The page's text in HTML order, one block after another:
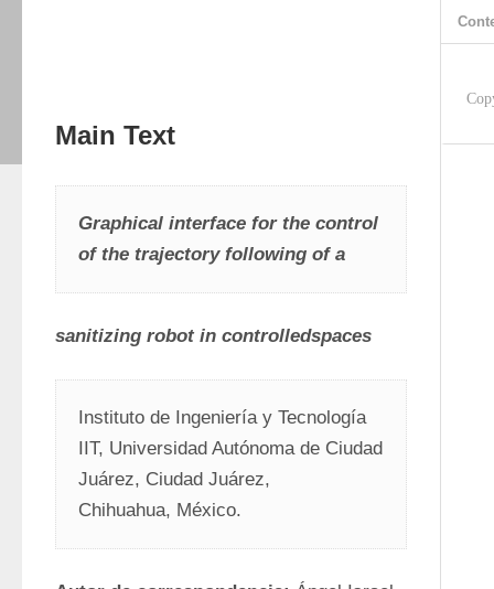
Main Text
Graphical interface for the control
of the trajectory following of a
sanitizing robot in controlledspaces
Instituto de Ingeniería y Tecnología
IIT, Universidad Autónoma de Ciudad
Juárez, Ciudad Juárez,
Chihuahua, México.